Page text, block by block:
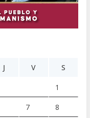
J V S
1
7 8